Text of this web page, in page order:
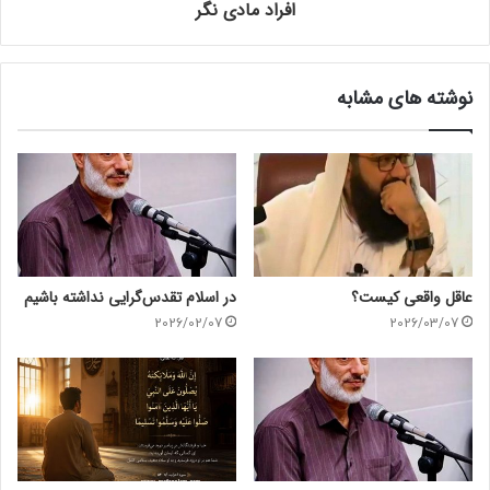
حکم اشیای مانع رسیدن آب به پوست
إِلَّا وَهُمْ كَارِهُونَ
الَّذِينَ هُمْ يُرَاءُونَ
انَّ أدنی الرّیاء
انَّ أدنی الرّیاء الشرک
تربت جام
تفسیر آیه
تفسیر آیه های قرآن
تفسیر سوره ها
تفسیر سوره ی ماعون
خواجه عزیزالله
ریا و شرک
ریاکارای و خودنمایی
شیخ احمد جام
قَامُوا كُسَالَىٰ
كُسَالَىٰ يُراؤُنَ النَّاسَ
افراد مادی نگر
نوشته های مشابه
عاقل واقعی کیست؟
2026/03/07
در اسلام تقدس‌گرایی نداشته باشیم
2026/02/07